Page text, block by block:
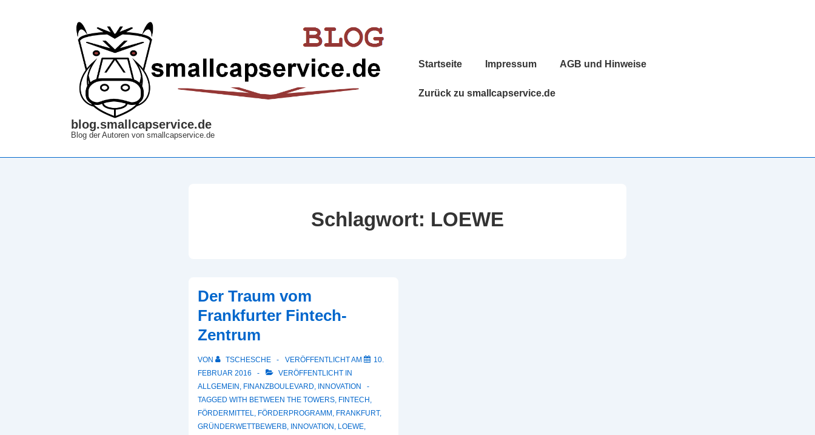
blog.smallcapservice.de
Blog der Autoren von smallcapservice.de
Hauptnavigation
Startseite Impressum AGB und Hinweise
Zurück zu smallcapservice.de
Schlagwort: LOEWE
Der Traum vom
Frankfurter Fintech-
Zentrum
VON TSCHESCHE VERÖFFENTLICHT AM
10.
FEBRUAR 2016
VERÖFFENTLICHT IN
ALLGEMEIN , FINANZBOULEVARD, INNOVATION
TAGGED WITH BETWEEN THE TOWERS, FINTECH ,
FÖRDERMITTEL, FÖRDERPROGRAMM , FRANKFURT,
GRÜNDERWETTBEWERB, INNOVATION , LOEWE,